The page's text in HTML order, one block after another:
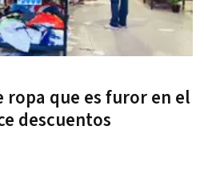
ropa que es furor en el
descuentos